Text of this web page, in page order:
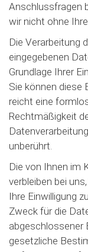
Anschlussfragen
wir nicht ohne
Die Verarbeitung
eingegebenen
Grundlage Ihrer
Sie können diese
reicht eine
Rechtmäßigkeit
unberührt.
Die von Ihnen im
verbleiben bei
Ihre Einwilligung
Zweck für die
abgeschlossener
gesetzliche